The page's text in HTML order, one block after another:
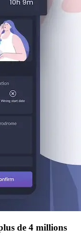
de 4 millions